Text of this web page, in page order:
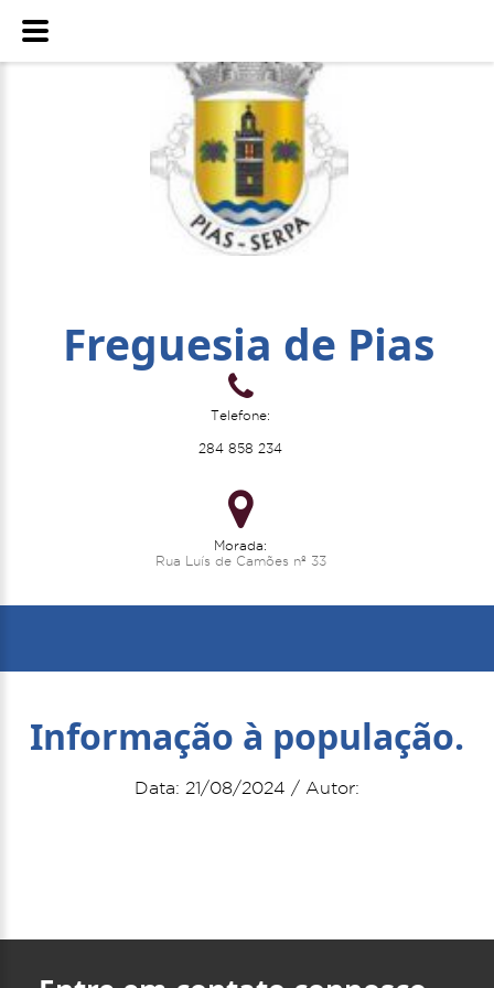
Freguesia de Pias
Telefone:
284 858 234
Morada:
Rua Luís de Camões nº 33
Informação à população.
Data: 21/08/2024 / Autor: